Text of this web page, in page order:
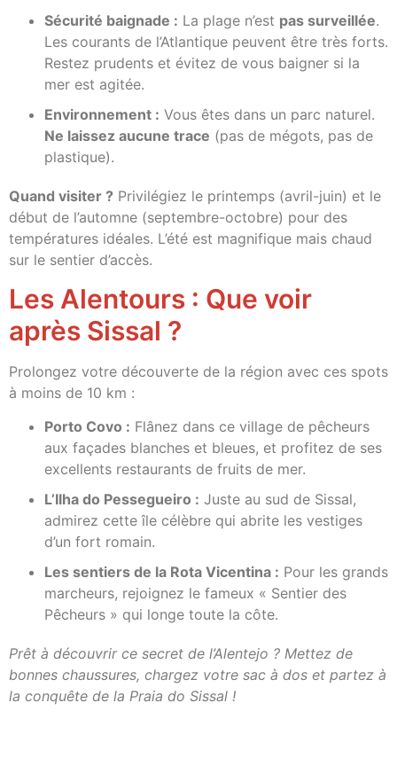
Sécurité baignade : La plage n’est pas surveillée.
Les courants de l’Atlantique peuvent être très forts.
Restez prudents et évitez de vous baigner si la
mer est agitée.
Environnement : Vous êtes dans un parc naturel.
Ne laissez aucune trace (pas de mégots, pas de
plastique).
Quand visiter ? Privilégiez le printemps (avril-juin) et le
début de l’automne (septembre-octobre) pour des
températures idéales. L’été est magnifique mais chaud
sur le sentier d’accès.
Les Alentours : Que voir
après Sissal ?
Prolongez votre découverte de la région avec ces spots
à moins de 10 km :
Porto Covo : Flânez dans ce village de pêcheurs
aux façades blanches et bleues, et profitez de ses
excellents restaurants de fruits de mer.
L’Ilha do Pessegueiro : Juste au sud de Sissal,
admirez cette île célèbre qui abrite les vestiges
d’un fort romain.
Les sentiers de la Rota Vicentina : Pour les grands
marcheurs, rejoignez le fameux « Sentier des
Pêcheurs » qui longe toute la côte.
Prêt à découvrir ce secret de l’Alentejo ? Mettez de
bonnes chaussures, chargez votre sac à dos et partez à
la conquête de la Praia do Sissal !